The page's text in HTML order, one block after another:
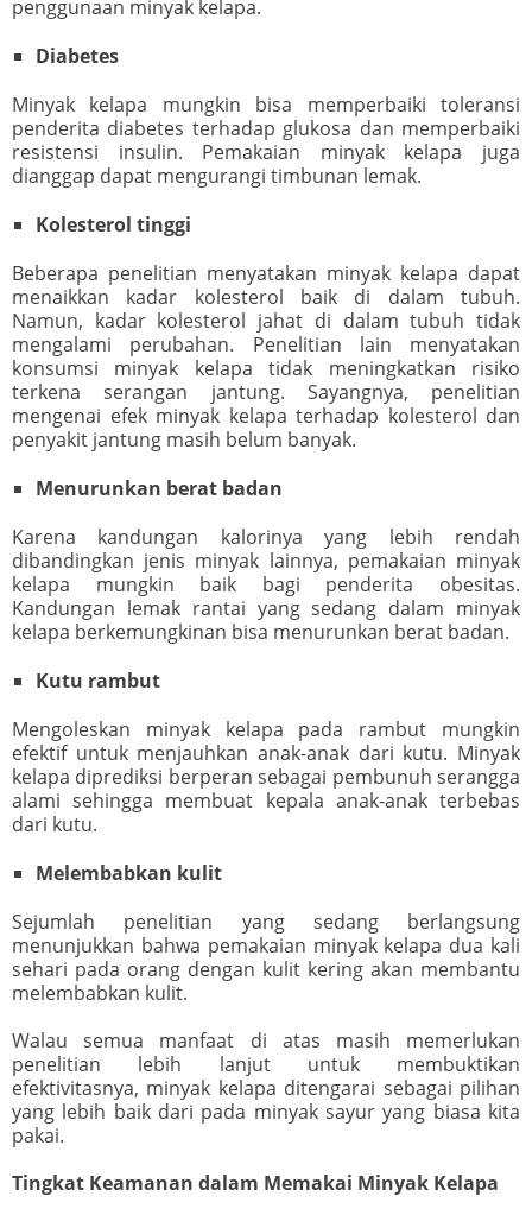
penggunaan minyak kelapa.
Diabetes
Minyak kelapa mungkin bisa memperbaiki toleransi
penderita diabetes terhadap glukosa dan memperbaiki
resistensi insulin. Pemakaian minyak kelapa juga
dianggap dapat mengurangi timbunan lemak.
Kolesterol tinggi
Beberapa penelitian menyatakan minyak kelapa dapat
menaikkan kadar kolesterol baik di dalam tubuh.
Namun, kadar kolesterol jahat di dalam tubuh tidak
mengalami perubahan. Penelitian lain menyatakan
konsumsi minyak kelapa tidak meningkatkan risiko
terkena serangan jantung. Sayangnya, penelitian
mengenai efek minyak kelapa terhadap kolesterol dan
penyakit jantung masih belum banyak.
Menurunkan berat badan
Karena kandungan kalorinya yang lebih rendah
dibandingkan jenis minyak lainnya, pemakaian minyak
kelapa mungkin baik bagi penderita obesitas.
Kandungan lemak rantai yang sedang dalam minyak
kelapa berkemungkinan bisa menurunkan berat badan.
Kutu rambut
Mengoleskan minyak kelapa pada rambut mungkin
efektif untuk menjauhkan anak-anak dari kutu. Minyak
kelapa diprediksi berperan sebagai pembunuh serangga
alami sehingga membuat kepala anak-anak terbebas
dari kutu.
Melembabkan kulit
Sejumlah penelitian yang sedang berlangsung
menunjukkan bahwa pemakaian minyak kelapa dua kali
sehari pada orang dengan kulit kering akan membantu
melembabkan kulit.
Walau semua manfaat di atas masih memerlukan
penelitian lebih lanjut untuk membuktikan
efektivitasnya, minyak kelapa ditengarai sebagai pilihan
yang lebih baik dari pada minyak sayur yang biasa kita
pakai.
Tingkat Keamanan dalam Memakai Minyak Kelapa